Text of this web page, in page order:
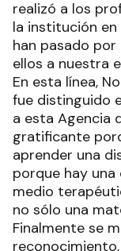
realizó a los
la institución en
han pasado
ellos a nuestra
En esta línea,
fue distinguido
a esta Agencia
gratificante
aprender una
porque hay una
medio
no sólo una
Finalmente se